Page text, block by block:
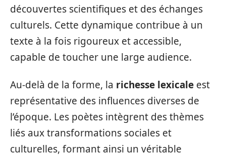
découvertes scientifiques et des échanges
culturels. Cette dynamique contribue à un
texte à la fois rigoureux et accessible,
capable de toucher une large audience.
Au-delà de la forme, la richesse lexicale est
représentative des influences diverses de
l’époque. Les poètes intègrent des thèmes
liés aux transformations sociales et
culturelles, formant ainsi un véritable